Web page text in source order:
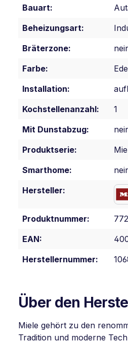
Bauart:
Beheizungsart:
Bräterzone:
Farbe:
Installation:
Kochstellenanzahl:
1
Mit Dunstabzug:
Produktserie:
Smarthome:
Hersteller:
Produktnummer:
EAN:
Herstellernummer:
Über den
Miele gehört zu den
Tradition und moderne